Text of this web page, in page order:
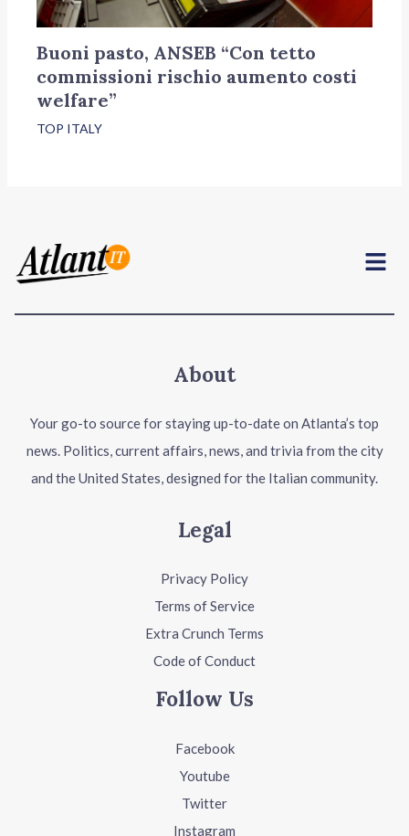
Buoni pasto, ANSEB “Con tetto
commissioni rischio aumento costi
welfare”
TOP ITALY
Menu
About
Your go-to source for staying up-to-date on Atlanta’s top
news. Politics, current affairs, news, and trivia from the city
and the United States, designed for the Italian community.
Legal
Privacy Policy
Terms of Service
Extra Crunch Terms
Code of Conduct
Follow Us
Facebook
Youtube
Twitter
Instagram